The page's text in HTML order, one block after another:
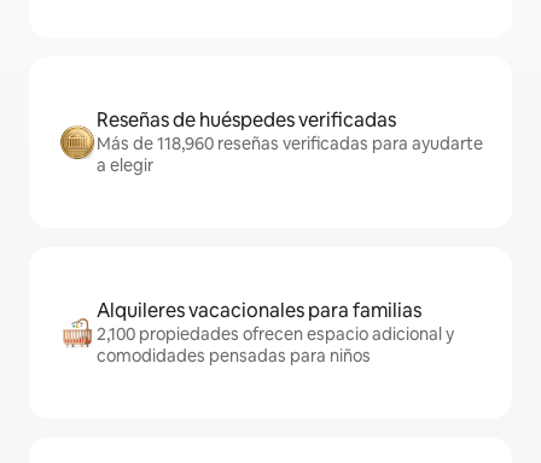
Reseñas de huéspedes verificadas
Más de 118,960 reseñas verificadas para ayudarte
a elegir
Alquileres vacacionales para familias
2,100 propiedades ofrecen espacio adicional y
comodidades pensadas para niños